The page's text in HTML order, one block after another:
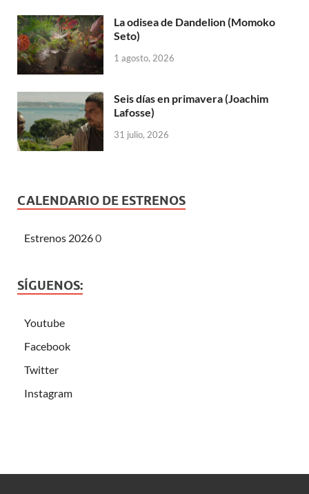
La odisea de Dandelion (Momoko
Seto)
1 agosto, 2026
Seis días en primavera (Joachim
Lafosse)
31 julio, 2026
CALENDARIO DE ESTRENOS
Estrenos 20260
SÍGUENOS:
Youtube
Facebook
Twitter
Instagram